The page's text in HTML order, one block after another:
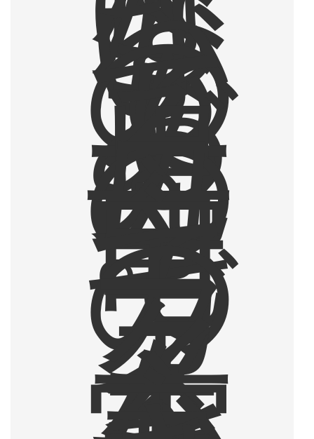
い
も
の
で
あ
る
一
児
の
母
。
自
宅
で
の
カ
フ
ェ
タ
イ
ム